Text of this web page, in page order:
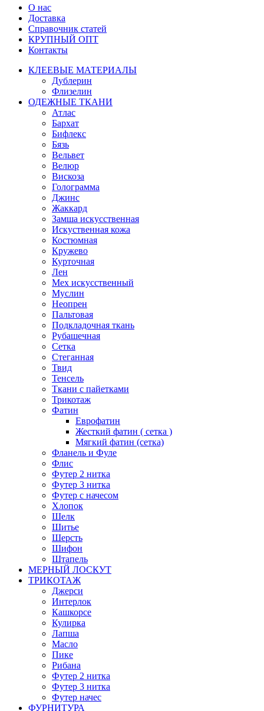
О нас
Доставка
Справочник статей
КРУПНЫЙ ОПТ
Контакты
КЛЕЕВЫЕ МАТЕРИАЛЫ
Дублерин
Флизелин
ОДЕЖНЫЕ ТКАНИ
Атлас
Бархат
Бифлекс
Бязь
Вельвет
Велюр
Вискоза
Голограмма
Джинс
Жаккард
Замша искусственная
Искуственная кожа
Костюмная
Кружево
Курточная
Лен
Мех искусственный
Муслин
Неопрен
Пальтовая
Подкладочная ткань
Рубашечная
Сетка
Стеганная
Твид
Тенсель
Ткани с пайетками
Трикотаж
Фатин
Еврофатин
Жесткий фатин ( сетка )
Мягкий фатин (сетка)
Фланель и Фуле
Флис
Футер 2 нитка
Футер 3 нитка
Футер с начесом
Хлопок
Шелк
Шитье
Шерсть
Шифон
Штапель
МЕРНЫЙ ЛОСКУТ
ТРИКОТАЖ
Джерси
Интерлок
Кашкорсе
Кулирка
Лапша
Масло
Пике
Рибана
Футер 2 нитка
Футер 3 нитка
Футер начес
ФУРНИТУРА